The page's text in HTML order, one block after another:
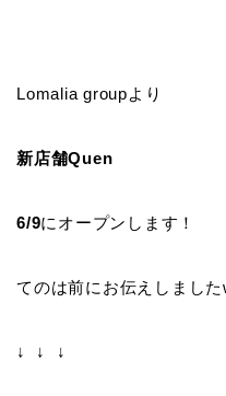
Lomalia groupより
新店舗Quen
6/9にオープンします！
てのは前にお伝えしました
↓ ↓ ↓